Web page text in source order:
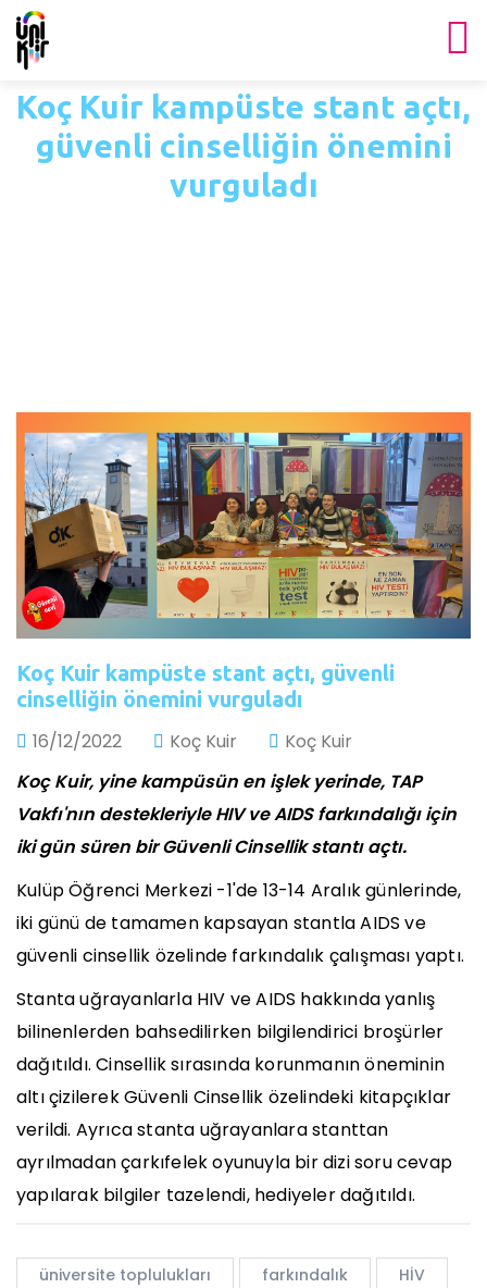
Koç Kuir kampüste stant açtı,
güvenli cinselliğin önemini
vurguladı
Koç Kuir kampüste stant açtı, güvenli
cinselliğin önemini vurguladı
16/12/2022
Koç Kuir
Koç Kuir
Koç Kuir, yine kampüsün en işlek yerinde, TAP
Vakfı'nın destekleriyle HIV ve AIDS farkındalığı için
iki gün süren bir Güvenli Cinsellik stantı açtı.
Kulüp Öğrenci Merkezi -1'de 13-14 Aralık günlerinde,
iki günü de tamamen kapsayan stantla AIDS ve
güvenli cinsellik özelinde farkındalık çalışması yaptı.
Stanta uğrayanlarla HIV ve AIDS hakkında yanlış
bilinenlerden bahsedilirken bilgilendirici broşürler
dağıtıldı. Cinsellik sırasında korunmanın öneminin
altı çizilerek Güvenli Cinsellik özelindeki kitapçıklar
verildi. Ayrıca stanta uğrayanlara stanttan
ayrılmadan çarkıfelek oyunuyla bir dizi soru cevap
yapılarak bilgiler tazelendi, hediyeler dağıtıldı.
üniversite toplulukları farkındalık HİV